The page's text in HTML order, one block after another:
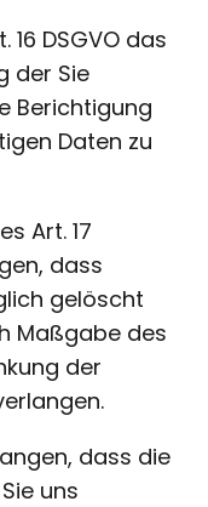
DSGVO das
der Sie
Berichtigung
Daten zu
Art. 17
dass
gelöscht
Maßgabe des
der
dass die
uns